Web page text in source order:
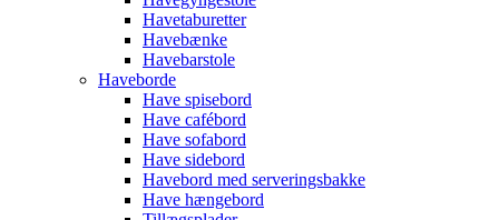
Havetaburetter
Havebænke
Havebarstole
Haveborde
Have spisebord
Have cafébord
Have sofabord
Have sidebord
Havebord med serveringsbakke
Have hængebord